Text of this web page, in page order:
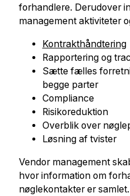
forhandlere. Derudover
management aktiviteter
Kontrakthåndtering
Rapportering og
Sætte fælles
begge parter
Compliance
Risikoreduktion
Overblik over
Løsning af tvister
Vendor management
hvor information om
nøglekontakter er